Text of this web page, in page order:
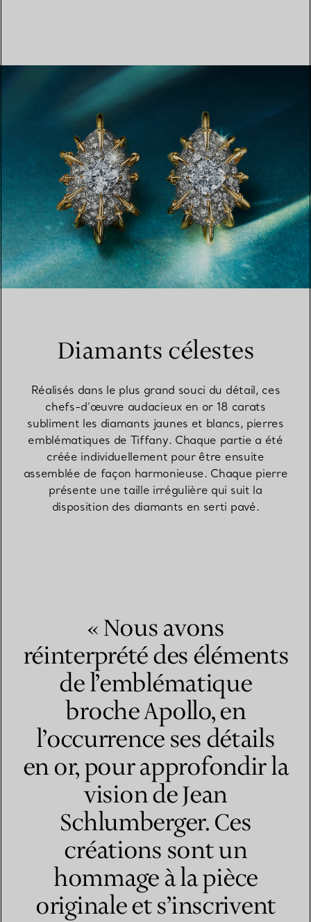
Diamants célestes
Réalisés dans le plus grand souci du détail, ces
chefs-d’œuvre audacieux en or 18 carats
subliment les diamants jaunes et blancs, pierres
emblématiques de Tiffany. Chaque partie a été
créée individuellement pour être ensuite
assemblée de façon harmonieuse. Chaque pierre
présente une taille irrégulière qui suit la
disposition des diamants en serti pavé.
« Nous avons
réinterprété des éléments
de l’emblématique
broche Apollo, en
l’occurrence ses détails
en or, pour approfondir la
vision de Jean
Schlumberger. Ces
créations sont un
hommage à la pièce
originale et s’inscrivent